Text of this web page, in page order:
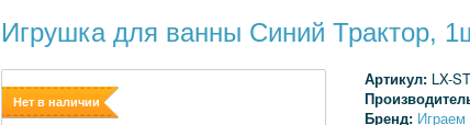
Игрушка для ванны Синий Трактор,
Нет в наличии
Артикул: LX-
Бренд: